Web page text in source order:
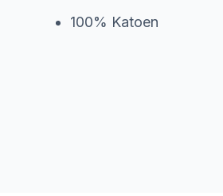
100% Katoen